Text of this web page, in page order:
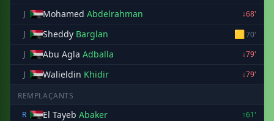
J
Mohamed Abdelrahman
↓68'
J
Sheddy Barglan 🟨70'
J
Abu Agla Adballa
↓79'
J
Walieldin Khidir ↓79'
REMPLAÇANTS
R
El Tayeb Abaker
↑61'